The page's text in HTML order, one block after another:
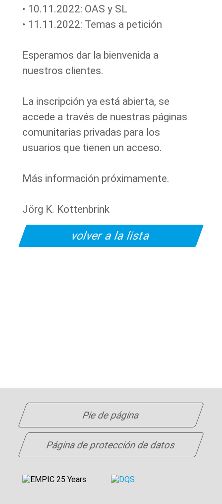
• 10.11.2022: OAS y SL
• 11.11.2022: Temas a petición
Esperamos dar la bienvenida a
nuestros clientes.
La inscripción ya está abierta, se
accede a través de nuestras páginas
comunitarias privadas para los
usuarios que tienen un acceso.
Más información próximamente.
Jörg K. Kottenbrink
volver a la lista
Pie de página
Página de protección de datos